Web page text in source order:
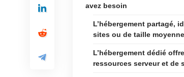
avez besoin
L’hébergement partagé,
sites ou de taille moyenne
L’hébergement dédié
ressources serveur et de